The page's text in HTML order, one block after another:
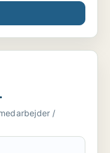
/
/